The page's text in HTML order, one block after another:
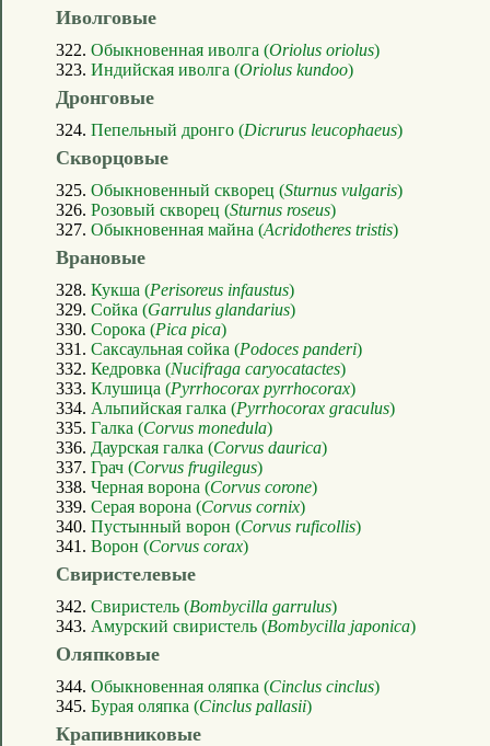
Иволговые
322. Обыкновенная иволга (Oriolus oriolus)
323. Индийская иволга (Oriolus kundoo)
Дронговые
324. Пепельный дронго (Dicrurus leucophaeus)
Скворцовые
325. Обыкновенный скворец (Sturnus vulgaris)
326. Розовый скворец (Sturnus roseus)
327. Обыкновенная майна (Acridotheres tristis)
Врановые
328. Кукша (Perisoreus infaustus)
329. Сойка (Garrulus glandarius)
330. Сорока (Pica pica)
331. Саксаульная сойка (Podoces panderi)
332. Кедровка (Nucifraga caryocatactes)
333. Клушица (Pyrrhocorax pyrrhocorax)
334. Альпийская галка (Pyrrhocorax graculus)
335. Галка (Corvus monedula)
336. Даурская галка (Corvus daurica)
337. Грач (Corvus frugilegus)
338. Черная ворона (Corvus corone)
339. Серая ворона (Corvus cornix)
340. Пустынный ворон (Corvus ruficollis)
341. Ворон (Corvus corax)
Свиристелевые
342. Свиристель (Bombycilla garrulus)
343. Амурский свиристель (Bombycilla japonica)
Оляпковые
344. Обыкновенная оляпка (Cinclus cinclus)
345. Бурая оляпка (Cinclus pallasii)
Крапивниковые